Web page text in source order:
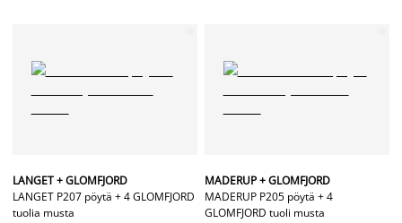
LANGET + GLOMFJORD
LANGET P207 pöytä + 4 GLOMFJORD
tuolia musta
MADERUP + GLOMFJORD
MADERUP P205 pöytä + 4
GLOMFJORD tuoli musta